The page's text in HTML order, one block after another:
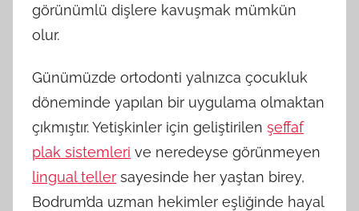
görünümlü dişlere kavuşmak mümkün
olur.
Günümüzde ortodonti yalnızca çocukluk
döneminde yapılan bir uygulama olmaktan
çıkmıştır. Yetişkinler için geliştirilen şeffaf
plak sistemleri ve neredeyse görünmeyen
lingual teller sayesinde her yaştan birey,
Bodrum’da uzman hekimler eşliğinde hayal